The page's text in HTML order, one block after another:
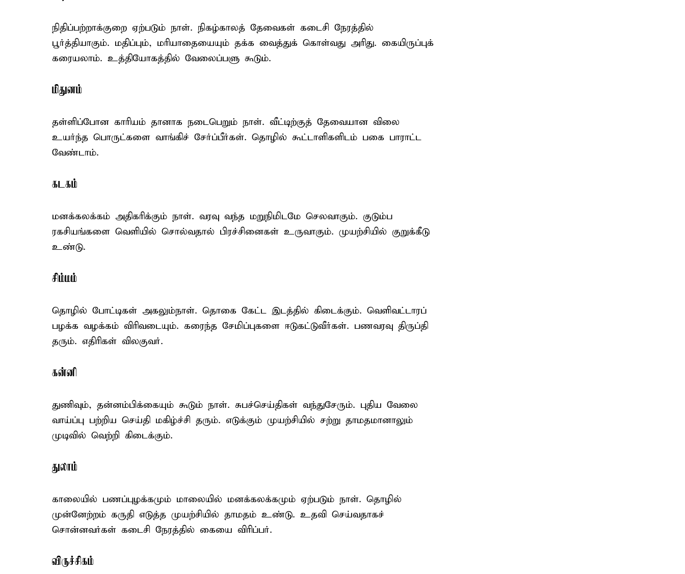
நிதிப்பற்றாக்குறை ஏற்படும் நாள். நிகழ்காலத் தேவைகள் கடைசி நேரத்தில்
பூர்த்தியாகும். மதிப்பும், மரியாதையையும் தக்க வைத்துக் கொள்வது அரிது. கையிருப்புக்
கரையலாம். உத்தியோகத்தில் வேலைப்பளு கூடும்.
மிதுனம்
தள்ளிப்போன காரியம் தானாக நடைபெறும் நாள். வீட்டிற்குத் தேவையான விலை
உயர்ந்த பொருட்களை வாங்கிச் சேர்ப்பீர்கள். தொழில் கூட்டாளிகளிடம் பகை பாராட்ட
வேண்டாம்.
கடகம்
மனக்கலக்கம் அதிகரிக்கும் நாள். வரவு வந்த மறுநிமிடமே செலவாகும். குடும்ப
ரகசியங்களை வெளியில் சொல்வதால் பிரச்சினைகள் உருவாகும். முயற்சியில் குறுக்கீடு
உண்டு.
சிம்மம்
தொழில் போட்டிகள் அகலும்நாள். தொகை கேட்ட இடத்தில் கிடைக்கும். வெளிவட்டாரப்
பழக்க வழக்கம் விரிவடையும். கரைந்த சேமிப்புகளை ஈடுகட்டுவீர்கள். பணவரவு திருப்தி
தரும். எதிரிகள் விலகுவர்.
கன்னி
துணிவும், தன்னம்பிக்கையும் கூடும் நாள். சுபச்செய்திகள் வந்துசேரும். புதிய வேலை
வாய்ப்பு பற்றிய செய்தி மகிழ்ச்சி தரும். எடுக்கும் முயற்சியில் சற்று தாமதமானாலும்
முடிவில் வெற்றி கிடைக்கும்.
துலாம்
காலையில் பணப்புழக்கமும் மாலையில் மனக்கலக்கமும் ஏற்படும் நாள். தொழில்
முன்னேற்றம் கருதி எடுத்த முயற்சியில் தாமதம் உண்டு. உதவி செய்வதாகச்
சொன்னவர்கள் கடைசி நேரத்தில் கையை விரிப்பர்.
விருச்சிகம்